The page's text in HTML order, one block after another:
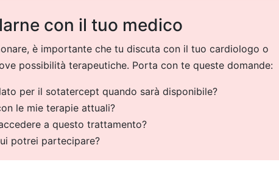
con il tuo medico
è importante che tu discuta con il tuo cardiologo o
possibilità terapeutiche. Porta con te queste domande:
per il sotatercept quando sarà disponibile?
le mie terapie attuali?
a questo trattamento?
potrei partecipare?